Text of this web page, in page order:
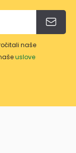
naše
uslove